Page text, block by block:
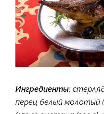
Ингредиенты:
перец белый молотый